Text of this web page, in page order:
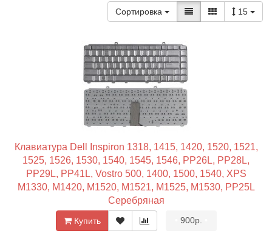
Сортировка 15
Клавиатура Dell Inspiron 1318, 1415, 1420, 1520, 1521,
1525, 1526, 1530, 1540, 1545, 1546, PP26L, PP28L,
PP29L, PP41L, Vostro 500, 1400, 1500, 1540, XPS
M1330, M1420, M1520, M1521, M1525, M1530, PP25L
Серебряная
Купить 900р.